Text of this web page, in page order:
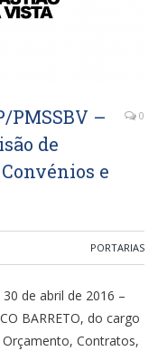
PMSSBV –
de
e
0
PORTARIAS
de abril de 2016 –
BARRETO, do cargo
Contratos,